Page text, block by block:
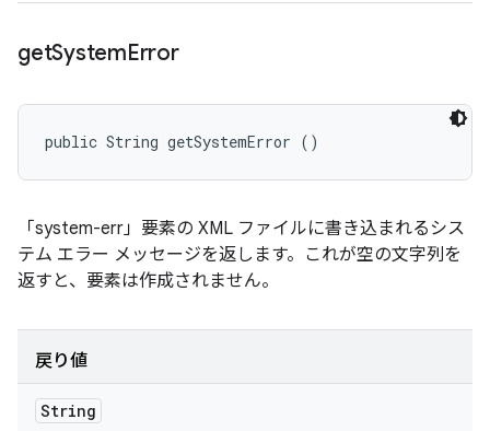
getSystemError
public String getSystemError ()
「system-err」要素の XML ファイルに書き込まれるシス
テム エラー メッセージを返します。これが空の文字列を
返すと、要素は作成されません。
戻り値
String